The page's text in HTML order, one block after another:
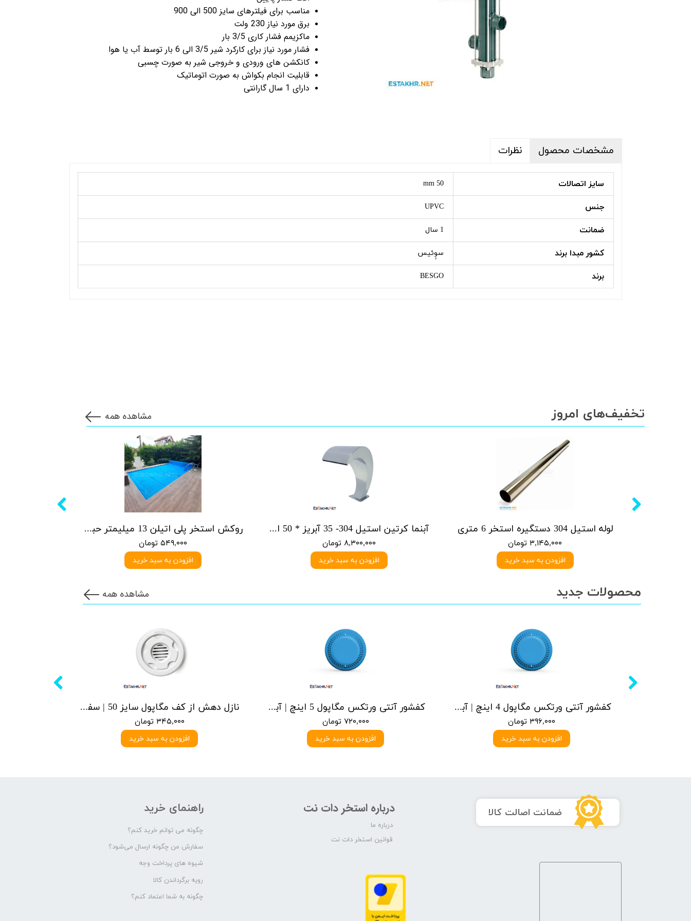
تجهیزات جانبی استخر
تجهیزات جانبی جکوزی و سونا
تجهیزات ضدعفونی آب استخر
جت پمپ های جکوزی
بلوئرهای جکوزی
آبنما و فواره استخر
سیستم های تهویه استخر
هیتر های گازی و برقی سونا
مناسب برای فیلترهای سایز 500 الی 900
برق مورد نیاز 230 ولت
ماکزیمم فشار کاری 3/5 بار
فشار مورد نیاز برای کارکرد شیر 3/5 الی 6 بار توسط آب یا هوا
کانکشن های ورودی و خروجی شیر به صورت چسبی
قابلیت انجام بکواش به صورت اتوماتیک
دارای 1 سال گارانتی
مشخصات محصول نظرات
سایز اتصالات 50 mm
جنس UPVC
ضمانت 1 سال
کشور مبدا برند سوِِئیس
برند BESGO
روکش استخر پلی اتیلن 13 میلیمتر حبابدار
۵۴۹,۰۰۰ تومان
افزودن به سبد خرید
آبنما کرتین استیل 304- 35 آبریز * 50 ارتفاع
۸,۳۰۰,۰۰۰ تومان
افزودن به سبد خرید
لوله استیل 304 دستگیره استخر 6 متری
۳,۱۴۵,۰۰۰ تومان
افزودن به سبد خرید
تخفیف‌های امروز مشاهده همه
نازل دهش از کف مگاپول سایز 50 | سفید
۳۴۵,۰۰۰ تومان
افزودن به سبد خرید
کفشور آنتی ورتکس مگاپول 5 اینچ | آبی یا سرمه ای
۷۲۰,۰۰۰ تومان
افزودن به سبد خرید
کفشور آنتی ورتکس مگاپول 4 اینچ | آبی یا سرمه ای
۳۹۶,۰۰۰ تومان
افزودن به سبد خرید
محصولات جدید مشاهده همه
راهنمای خرید درباره استخر دات نت
درباره ما
قوانین استخر دات نت
چگونه می توانم خرید کنم؟
سفارش من چگونه ارسال می‌شود؟
شیوه های پرداخت وجه
رویه برگرداندن کالا
چگونه به شما اعتماد کنم؟
​ضمانت اصالت کالا